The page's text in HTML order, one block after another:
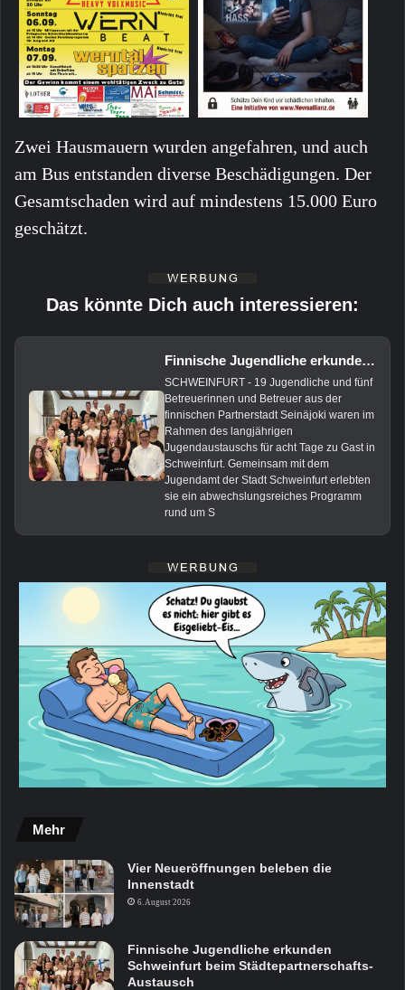
Zwei Hausmauern wurden angefahren, und auch
am Bus entstanden diverse Beschädigungen. Der
Gesamtschaden wird auf mindestens 15.000 Euro
geschätzt.
Das könnte Dich auch interessieren:
Finnische Jugendliche erkunden Schweinfurt beim Städtepartnerschafts-Austausch
SCHWEINFURT - 19 Jugendliche und fünf
Betreuerinnen und Betreuer aus der
finnischen Partnerstadt Seinäjoki waren im
Rahmen des langjährigen
Jugendaustauschs für acht Tage zu Gast in
Schweinfurt. Gemeinsam mit dem
Jugendamt der Stadt Schweinfurt erlebten
sie ein abwechslungsreiches Programm
rund um S
Mehr
Vier Neueröffnungen beleben die
Innenstadt
6. August 2026
Finnische Jugendliche erkunden
Schweinfurt beim Städtepartnerschafts-
Austausch